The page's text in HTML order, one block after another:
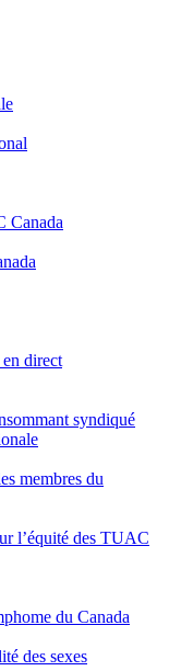
Canada
direct
syndiqué
membres du
l’équité des TUAC
du Canada
des sexes